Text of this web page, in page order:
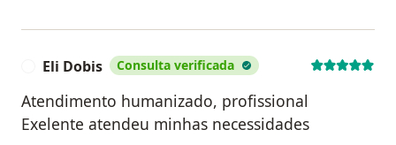
Eli Dobis Consulta verificada
Atendimento humanizado, profissional
Exelente atendeu minhas necessidades